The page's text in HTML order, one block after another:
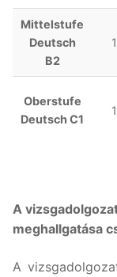
Mittelstufe
Deutsch
B2
Oberstufe
Deutsch C1
A
meghallgatása
A